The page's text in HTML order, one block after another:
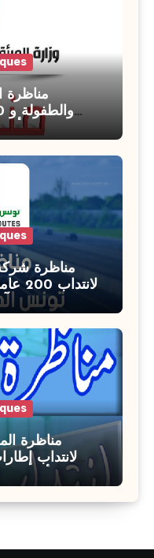
بوزارة
مناظرة
مناظرة
لانتداب
مختلفة : أخر اجل للترشح